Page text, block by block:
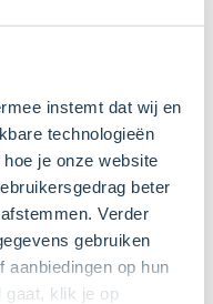
instemt dat wij en
technologieën
je onze website
beter
Verder
gebruiken
aanbiedingen op hun
gaat, klik je op